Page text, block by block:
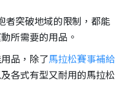
者突破地域的限制，都能
所需要的用品。
品，除了馬拉松賽事補給
各式有型又耐用的馬拉松